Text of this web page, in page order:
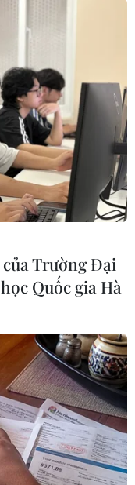
mật thông
Cook dự đoán việc
với các công ty
vệ dữ liệu cá
Trường Đại
Quốc gia Hà